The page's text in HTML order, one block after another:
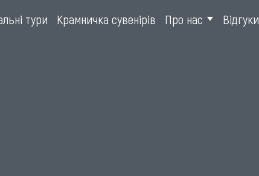
тури Крамничка сувенірів Про нас Відгуки